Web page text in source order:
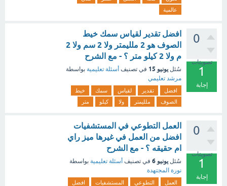
عالمية
0
تصويتات
1
إجابة
افضل تقدير لقياس سمك خيط
الصوف هو 2 ملليمتر ولا 2 سم ولا 2
م ولا 2 كيلو متر ؟ - مع الشرح
سُئل يونيو 15 في تصنيف أسئلة تعليمية بواسطة
مرشد تعليمي
افضل تقدير لقياس سمك
خيط
الصوف
ملليمتر ولا كيلو متر
0
تصويتات
1
إجابة
العمل التطوعي في المستشفيات
افضل من العمل في غيرها ميز راي
ام حقيقه ؟ - مع الشرح
سُئل يونيو 6 في تصنيف أسئلة تعليمية بواسطة
نورة المجتهدة
العمل التطوعي المستشفيات
افضل